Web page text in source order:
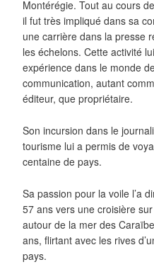
Montérégie. Tout au cours
il fut très impliqué dans sa
une carrière dans la presse
les échelons. Cette activité
expérience dans le monde
communication, autant
éditeur, que propriétaire.
Son incursion dans le
tourisme lui a permis de
centaine de pays.
Sa passion pour la voile l’a
57 ans vers une croisière
autour de la mer des
ans, flirtant avec les rives
pays.